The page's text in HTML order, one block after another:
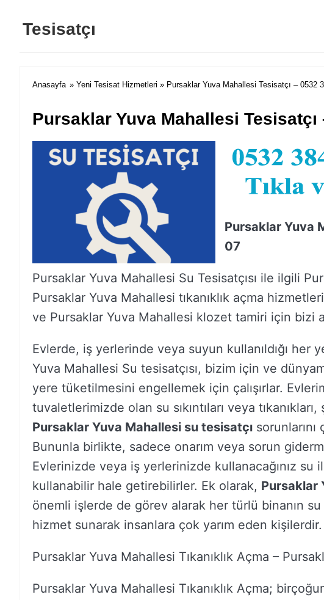
Tesisatçı
Anasayfa » Yeni Tesisat Hizmetleri » Pursaklar Yuva Mahallesi Tesisatçı – 0532
Pursaklar Yuva Mahallesi Tesisatçı
Pursaklar Yuva
07
Pursaklar Yuva Mahallesi Su Tesisatçısı ile ilgili
Pursaklar Yuva Mahallesi tıkanıklık açma
ve Pursaklar Yuva Mahallesi klozet tamiri için bizi
Evlerde, iş yerlerinde veya suyun kullanıldığı her
Yuva Mahallesi Su tesisatçısı, bizim için ve
yere tüketilmesini engellemek için çalışırlar.
tuvaletlerimizde olan su sıkıntıları veya
Pursaklar Yuva Mahallesi su tesisatçı
Bununla birlikte, sadece onarım veya sorun
Evlerinizde veya iş yerlerinizde kullanacağınız su
kullanabilir hale getirebilirler. Ek olarak, Pursaklar
önemli işlerde de görev alarak her türlü binanın
hizmet sunarak insanlara çok yarım eden kişilerdir.
Pursaklar Yuva Mahallesi Tıkanıklık Açma –
Pursaklar Yuva Mahallesi Tıkanıklık Açma;